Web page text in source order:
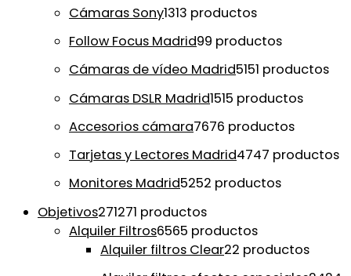
Cámaras Sony1313 productos
Follow Focus Madrid99 productos
Cámaras de vídeo Madrid5151 productos
Cámaras DSLR Madrid1515 productos
Accesorios cámara7676 productos
Tarjetas y Lectores Madrid4747 productos
Monitores Madrid5252 productos
Objetivos271271 productos
Alquiler Filtros6565 productos
Alquiler filtros Clear22 productos